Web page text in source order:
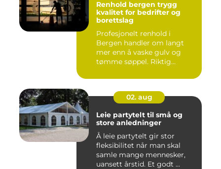
Renhold bergen trygg
kvalitet for bedrifter og
borettslag
Profesjonelt renhold i
Bergen handler om langt
mer enn å vaske gulv og
tømme søppel. Riktig
02. aug
Leie partytelt til små og
store anledninger
Å leie partytelt gir stor
fleksibilitet når man skal
samle mange mennesker,
uansett årstid. Et godt ...